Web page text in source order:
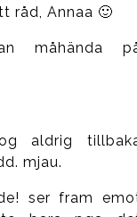
råd, Annaa 🙂
måhända
aldrig
mjau.
ser fram